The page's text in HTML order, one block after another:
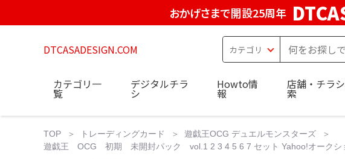
おかげさまで開設25周年
DTCASADESIGN.COM
カテゴリ一
覧
デジタルチラ
シ
Howto情
報
店舗・チラ
索
TOP トレーディングカード
遊戯王OCG デュエルモンスターズ
遊戯王 OCG 初期 未開封パック vol.1 2 3 4 5 6 7 セット Yahoo!オークシ